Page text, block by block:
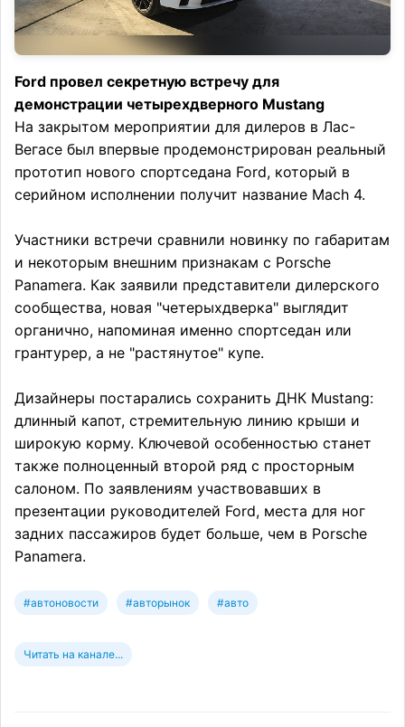
Ford провел секретную встречу для
демонстрации четырехдверного Mustang
На закрытом мероприятии для дилеров в Лас-
Вегасе был впервые продемонстрирован реальный
прототип нового спортседана Ford, который в
серийном исполнении получит название Mach 4.
Участники встречи сравнили новинку по габаритам
и некоторым внешним признакам с Porsche
Panamera. Как заявили представители дилерского
сообщества, новая "четерыхдверка" выглядит
органично, напоминая именно спортседан или
грантурер, а не "растянутое" купе.
Дизайнеры постарались сохранить ДНК Mustang:
длинный капот, стремительную линию крыши и
широкую корму. Ключевой особенностью станет
также полноценный второй ряд с просторным
салоном. По заявлениям участвовавших в
презентации руководителей Ford, места для ног
задних пассажиров будет больше, чем в Porsche
Panamera.
#автоновости #авторынок #авто
Читать на канале...